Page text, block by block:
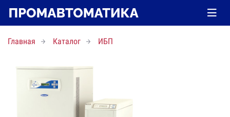
Главная Каталог ИБП